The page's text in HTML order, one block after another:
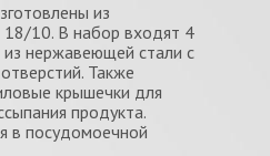
из
10. В набор входят 4
нержавеющей стали с
Также
крышечки для
продукта.
в посудомоечной